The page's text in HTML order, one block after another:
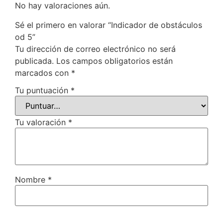
No hay valoraciones aún.
Sé el primero en valorar “Indicador de obstáculos
od 5”
Tu dirección de correo electrónico no será
publicada. Los campos obligatorios están
marcados con *
Tu puntuación *
Tu valoración *
Nombre *